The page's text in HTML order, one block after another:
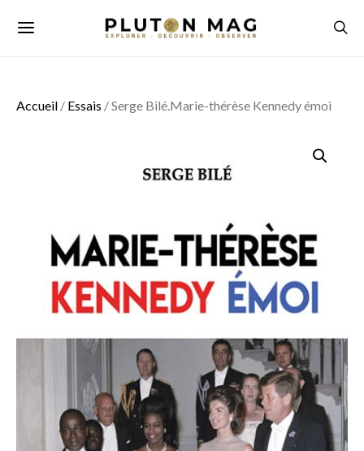
Accueil / Essais / Serge Bilé.Marie-thérèse Kennedy émoi